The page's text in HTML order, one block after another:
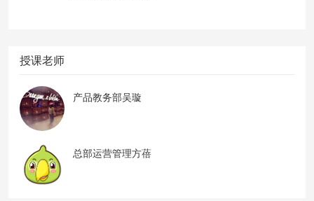
授课老师
产品教务部吴璇
总部运营管理方蓓